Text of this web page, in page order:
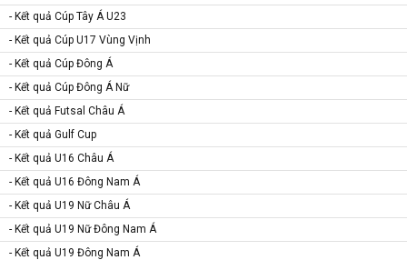
- Kết quả Cúp Tây Á U23
- Kết quả Cúp U17 Vùng Vịnh
- Kết quả Cúp Đông Á
- Kết quả Cúp Đông Á Nữ
- Kết quả Futsal Châu Á
- Kết quả Gulf Cup
- Kết quả U16 Châu Á
- Kết quả U16 Đông Nam Á
- Kết quả U19 Nữ Châu Á
- Kết quả U19 Nữ Đông Nam Á
- Kết quả U19 Đông Nam Á